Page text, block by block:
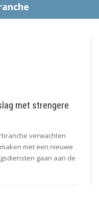
met strengere
verwachten
met een nieuwe
gaan aan de